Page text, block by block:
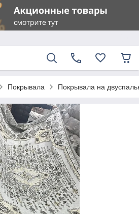
Покрывала Покрывала на